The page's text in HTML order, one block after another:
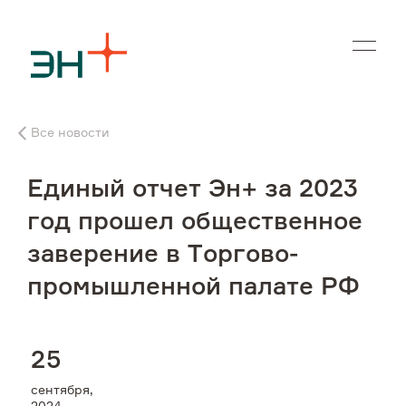
О нас
Чем мы занимаемся
Инвесторам
Все новости
Единый отчет Эн+ за 2023
год прошел общественное
заверение в Торгово-
промышленной палате РФ
25
сентября,